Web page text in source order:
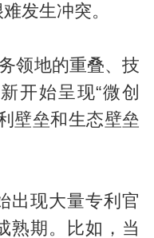
发生冲突。
领地的重叠、技
开始呈现“微创
壁垒和生态壁垒
出现大量专利官
熟期。比如，当